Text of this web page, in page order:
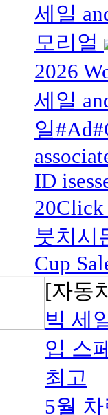
세일
모리얼
2026
세일
일
ID
20Click
붓치시
Cup
[자동
빅 세
입 스
최고
5월